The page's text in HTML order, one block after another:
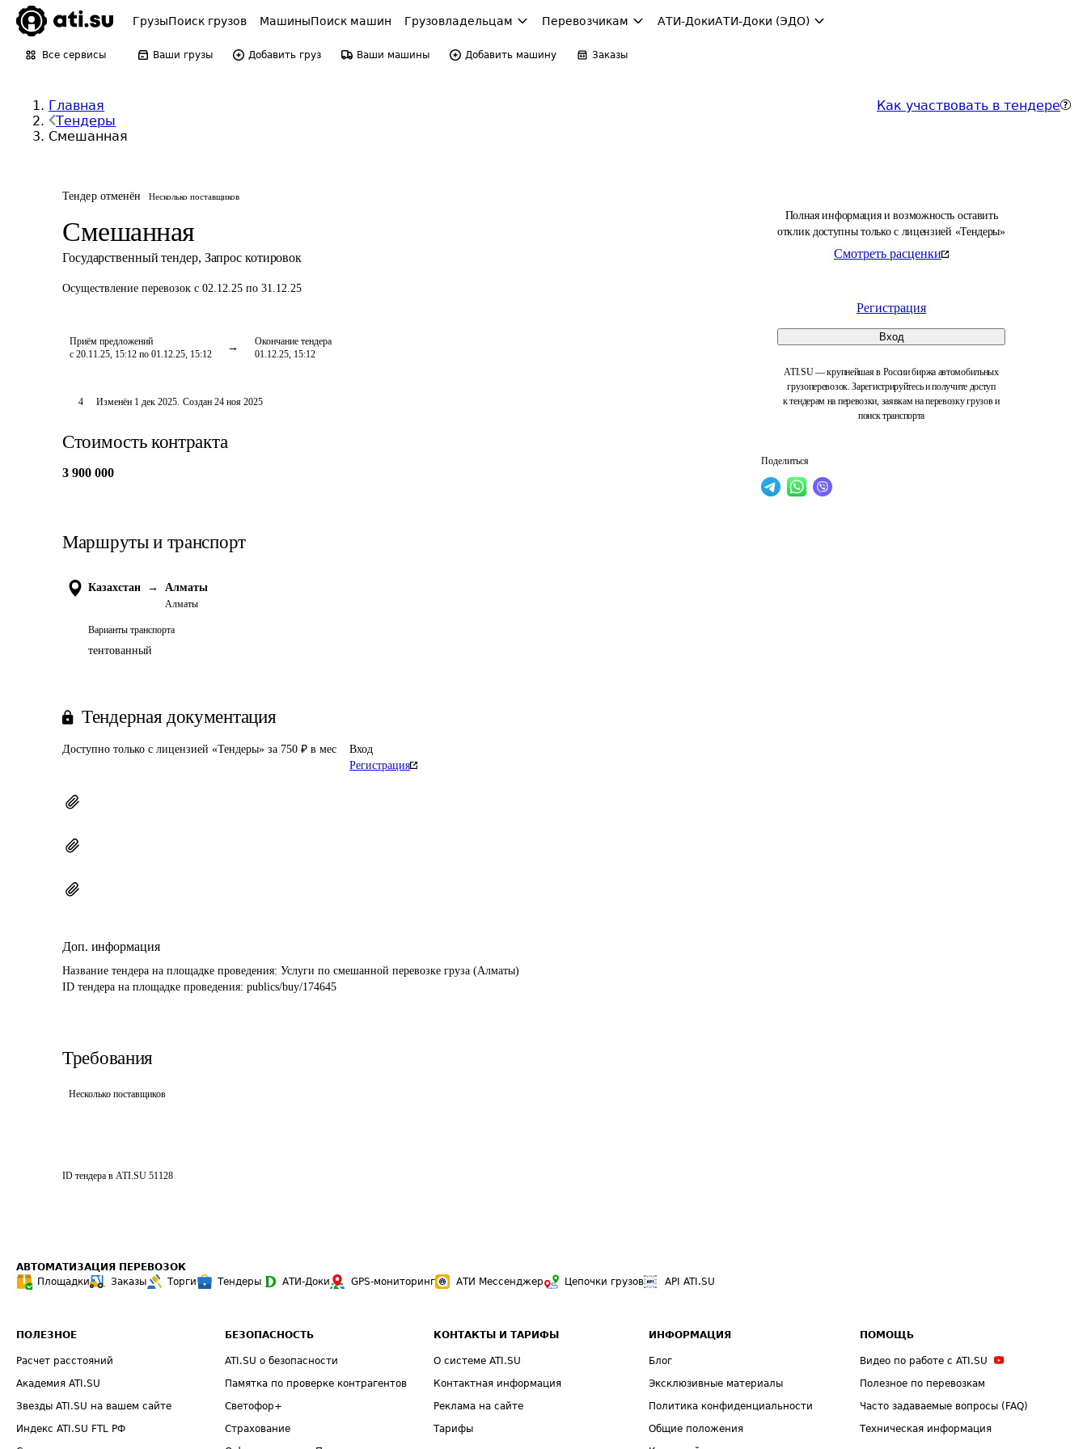
ГрузыПоиск грузов МашиныПоиск машин Грузовладельцам Перевозчикам АТИ-ДокиАТИ-Доки (ЭДО)
Все сервисы Ваши грузы Добавить груз Ваши машины Добавить машину Заказы
Главная
Тендеры
Смешанная
Как участвовать в тендере
Тендер отменён Несколько поставщиков
Смешанная
Государственный тендер, Запрос котировок
Осуществление перевозок с 02.12.25 по 31.12.25
Приём предложений
с 20.11.25, 15:12 по 01.12.25, 15:12
Окончание тендера
01.12.25, 15:12
Полная информация и возможность оставить
отклик доступны только с лицензией «Тендеры»
Смотреть расценки
Регистрация
Вход
ATI.SU — крупнейшая в России биржа автомобильных
грузоперевозок. Зарегистрируйтесь и получите доступ
к тендерам на перевозки, заявкам на перевозку грузов и
поиск транспорта
Поделиться
4 Изменён 1 дек 2025. Создан 24 ноя 2025
Стоимость контракта
3 900 000
Маршруты и транспорт
Казахстан → Алматы
Алматы
Варианты транспорта
тентованный
Тендерная документация
Доступно только с лицензией «Тендеры» за 750 ₽ в мес
Вход
Регистрация
Доп. информация
Название тендера на площадке проведения: Услуги по смешанной перевозке груза (Алматы)
ID тендера на площадке проведения: publics/buy/174645
Требования
Несколько поставщиков
ID тендера в ATI.SU 51128
АВТОМАТИЗАЦИЯ ПЕРЕВОЗОК
Площадки
Заказы Торги Тендеры АТИ-Доки GPS-мониторинг АТИ Мессенджер Цепочки грузов API ATI.SU
ПОЛЕЗНОЕ
Расчет расстояний
Академия ATI.SU
Звезды ATI.SU на вашем сайте
Индекс ATI.SU FTL РФ
БЕЗОПАСНОСТЬ
ATI.SU о безопасности
Памятка по проверке контрагентов
Светофор+
Страхование
КОНТАКТЫ И ТАРИФЫ
О системе ATI.SU
Контактная информация
Реклама на сайте
Тарифы
ИНФОРМАЦИЯ
Блог
Эксклюзивные материалы
Политика конфиденциальности
Общие положения
ПОМОЩЬ
Видео по работе с ATI.SU
Полезное по перевозкам
Часто задаваемые вопросы (FAQ)
Техническая информация